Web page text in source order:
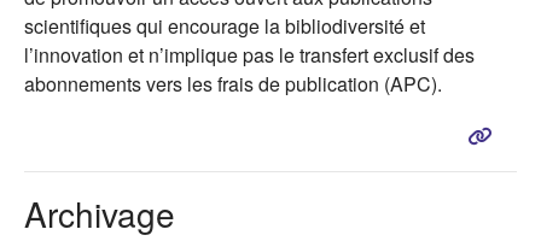
scientifiques qui encourage la bibliodiversité et
l’innovation et n’implique pas le transfert exclusif des
abonnements vers les frais de publication (APC).
Archivage